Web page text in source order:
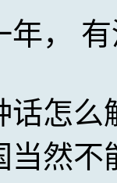
，
话怎
当然